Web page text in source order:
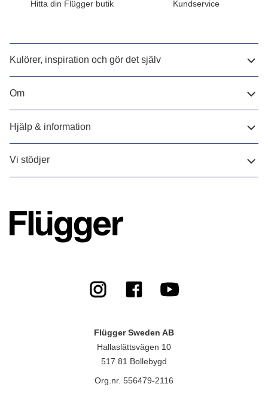
Hitta din Flügger butik Kundservice
Kulörer, inspiration och gör det själv
Om
Hjälp & information
Vi stödjer
Flügger Sweden AB
Hallaslättsvägen 10
517 81 Bollebygd
Org.nr. 556479-2116